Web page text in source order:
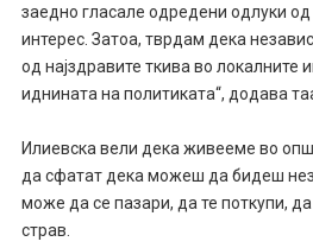
заедно гласале одредени одлуки
интерес. Затоа, тврдам дека
од најздравите ткива во локалните
иднината на политиката“, додава
Илиевска вели дека живееме во
да сфатат дека можеш да бидеш
може да се пазари, да те поткупи,
страв.